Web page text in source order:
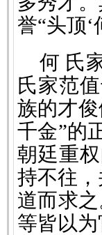
誉“头顶‘
何 氏
氏家范
族的才
千金”的
朝廷重
持不往
道而求
等皆以